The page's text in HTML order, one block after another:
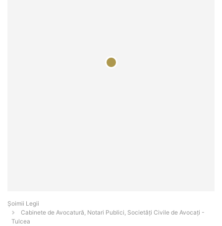
Șoimii Legii
Cabinete de Avocatură, Notari Publici, Societăți Civile de Avocați -
Tulcea